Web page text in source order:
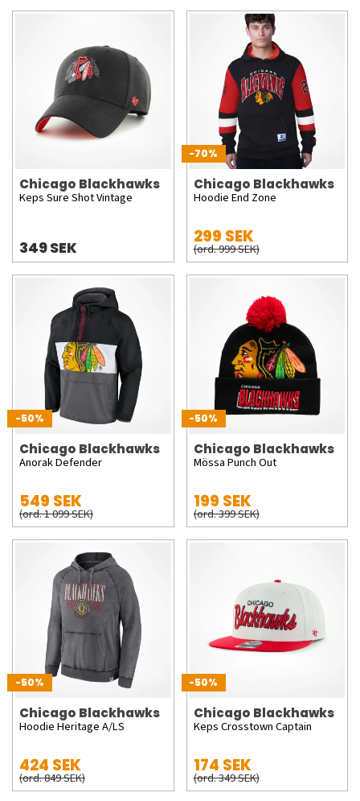
Chicago Blackhawks
Keps Sure Shot Vintage
349 SEK
-70%
Chicago Blackhawks
Hoodie End Zone
299 SEK
(ord. 999 SEK)
-50%
Chicago Blackhawks
Anorak Defender
549 SEK
(ord. 1 099 SEK)
-50%
Chicago Blackhawks
Mössa Punch Out
199 SEK
(ord. 399 SEK)
-50%
Chicago Blackhawks
Hoodie Heritage A/LS
424 SEK
(ord. 849 SEK)
-50%
Chicago Blackhawks
Keps Crosstown Captain
174 SEK
(ord. 349 SEK)